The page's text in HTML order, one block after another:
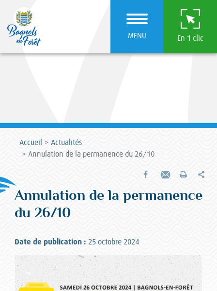
MENU En 1 clic
Accueil
Actualités
Annulation de la permanence du 26/10
Partager sur Facebook
Envoyer par e-mail
Imprimer
Annulation de la permanence
du 26/10
Date de publication : 25 octobre 2024